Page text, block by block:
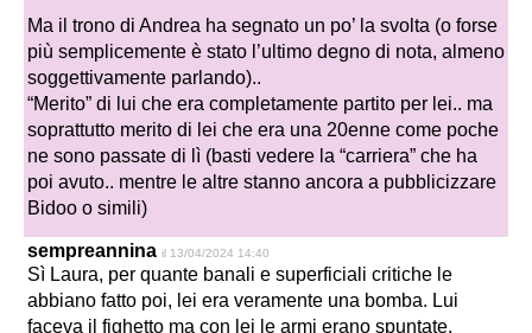
Ma il trono di Andrea ha segnato un po’ la svolta (o forse
più semplicemente è stato l’ultimo degno di nota, almeno
soggettivamente parlando)..
“Merito” di lui che era completamente partito per lei.. ma
soprattutto merito di lei che era una 20enne come poche
ne sono passate di lì (basti vedere la “carriera” che ha
poi avuto.. mentre le altre stanno ancora a pubblicizzare
Bidoo o simili)
sempreannina il 13/04/2024 14:40
Sì Laura, per quante banali e superficiali critiche le
abbiano fatto poi, lei era veramente una bomba. Lui
faceva il fighetto ma con lei le armi erano spuntate.